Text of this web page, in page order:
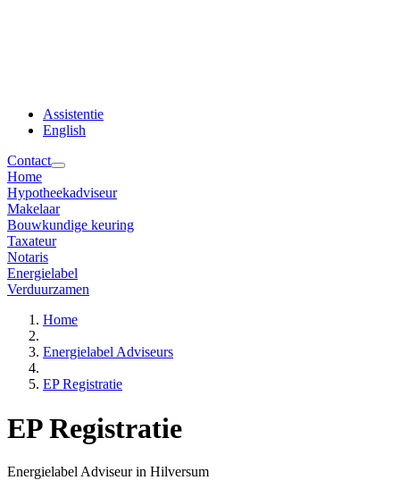
Assistentie
English
Contact
Home
Hypotheekadviseur
Makelaar
Bouwkundige keuring
Taxateur
Notaris
Energielabel
Verduurzamen
Home
Energielabel Adviseurs
EP Registratie
EP Registratie
Energielabel Adviseur in Hilversum